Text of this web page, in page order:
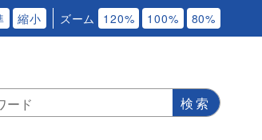
縮小 ズーム 120% 100% 80%